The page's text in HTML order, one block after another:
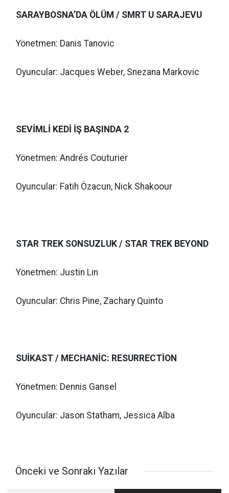
SARAYBOSNA’DA ÖLÜM / SMRT U SARAJEVU
Yönetmen: Danis Tanovic
Oyuncular: Jacques Weber, Snezana Markovic
SEVİMLİ KEDİ İŞ BAŞINDA 2
Yönetmen: Andrés Couturier
Oyuncular: Fatih Özacun, Nick Shakoour
STAR TREK SONSUZLUK / STAR TREK BEYOND
Yönetmen: Justin Lin
Oyuncular: Chris Pine, Zachary Quinto
SUİKAST / MECHANİC: RESURRECTİON
Yönetmen: Dennis Gansel
Oyuncular: Jason Statham, Jessica Alba
Önceki ve Sonraki Yazılar